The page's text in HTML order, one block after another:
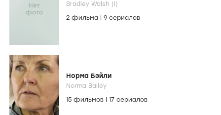
Bradley Walsh (I)
2 фильма
9 сериалов
Норма Бэйли
Norma Bailey
15 фильмов
17 сериалов